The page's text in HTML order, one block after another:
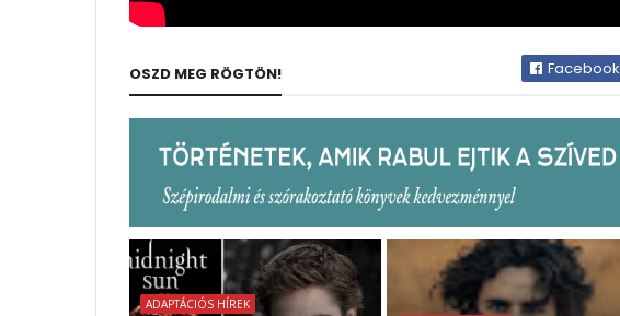
OSZD MEG RÖGTÖN! Facebook
ADAPTÁCIÓS HÍREK